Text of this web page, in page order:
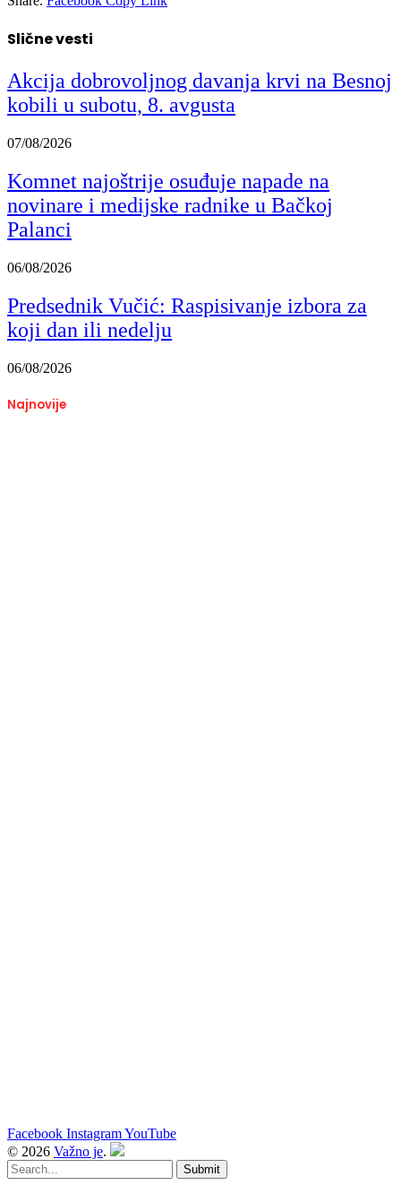
Slične vesti
Akcija dobrovoljnog davanja krvi na Besnoj
kobili u subotu, 8. avgusta
07/08/2026
Komnet najoštrije osuđuje napade na
novinare i medijske radnike u Bačkoj
Palanci
06/08/2026
Predsednik Vučić: Raspisivanje izbora za
koji dan ili nedelju
06/08/2026
Najnovije
Facebook InstagramYouTube
© 2026 Važno je.
Submit